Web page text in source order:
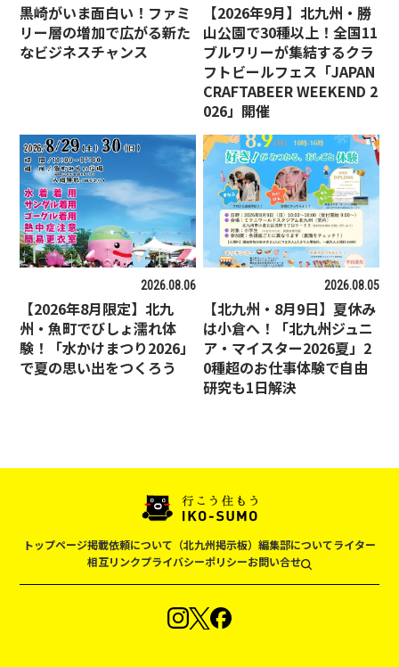
黒崎がいま面白い！ファミ
リー層の増加で広がる新た
なビジネスチャンス
【2026年9月】北九州・勝
山公園で30種以上！全国11
ブルワリーが集結するクラ
フトビールフェス「JAPAN
CRAFTABEER WEEKEND 2
026」開催
2026.08.06
【2026年8月限定】北九
州・魚町でびしょ濡れ体
験！「水かけまつり2026」
で夏の思い出をつくろう
2026.08.05
【北九州・8月9日】夏休み
は小倉へ！「北九州ジュニ
ア・マイスター2026夏」2
0種超のお仕事体験で自由
研究も1日解決
トップページ掲載依頼について（北九州掲示板） 編集部についてライター
相互リンクプライバシーポリシーお問い合せ